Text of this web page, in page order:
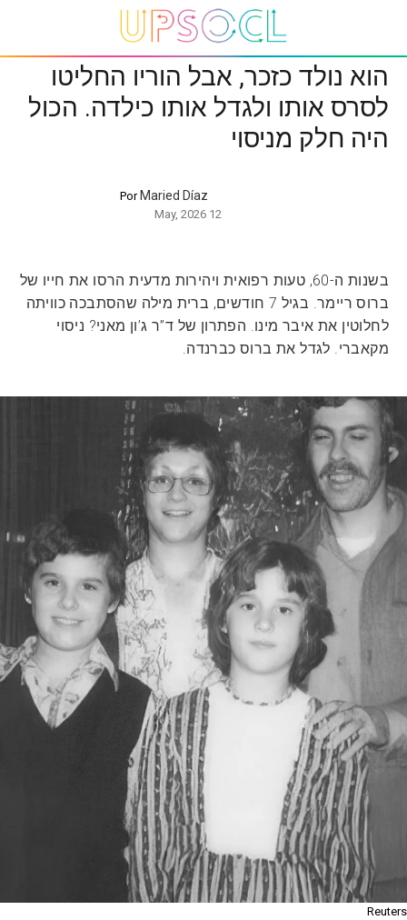
הוא נולד כזכר, אבל הוריו החליטו
לסרס אותו ולגדל אותו כילדה. הכול
היה חלק מניסוי
Por Maried Díaz
12 May, 2026
בשנות ה-60, טעות רפואית ויהירות מדעית הרסו את חייו של
ברוס ריימר. בגיל 7 חודשים, ברית מילה שהסתבכה כוויתה
לחלוטין את איבר מינו. הפתרון של ד”ר ג’ון מאני? ניסוי
מקאברי. לגדל את ברוס כברנדה.
Reuters